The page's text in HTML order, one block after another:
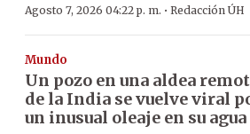
Agosto 7, 2026 04:22 p. m. · Redacción ÚH
Mundo
Un pozo en una aldea
de la India se vuelve viral
un inusual oleaje en su agua